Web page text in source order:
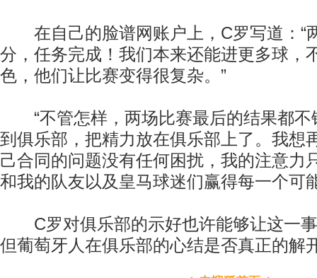
在自己的脸谱网账户上，C罗写道：“
分，任务完成！我们本来还能进更多球，
色，他们让比赛变得很复杂。”
“不管怎样，两场比赛最后的结果都不
到俱乐部，把精力放在俱乐部上了。我想
己合同的问题没有任何困扰，我的注意力
和我的队友以及皇马球迷们赢得每一个可
C罗对俱乐部的示好也许能够让这一事
但葡萄牙人在俱乐部的心结是否真正的解